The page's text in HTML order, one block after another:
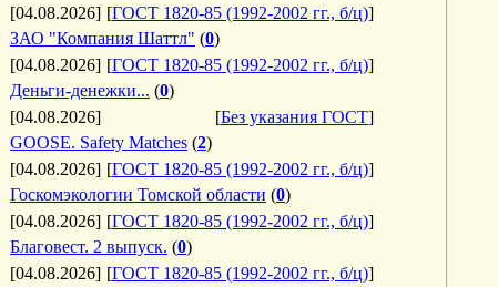
[04.08.2026] [ГОСТ 1820-85 (1992-2002 гг., б/ц)]
ЗАО "Компания Шаттл" (0)
[04.08.2026] [ГОСТ 1820-85 (1992-2002 гг., б/ц)]
Деньги-денежки... (0)
[04.08.2026]
[Без указания ГОСТ]
GOOSE. Safety Matches (2)
[04.08.2026] [ГОСТ 1820-85 (1992-2002 гг., б/ц)]
Госкомэкологии Томской области (0)
[04.08.2026] [ГОСТ 1820-85 (1992-2002 гг., б/ц)]
Благовест. 2 выпуск. (0)
[04.08.2026] [ГОСТ 1820-85 (1992-2002 гг., б/ц)]